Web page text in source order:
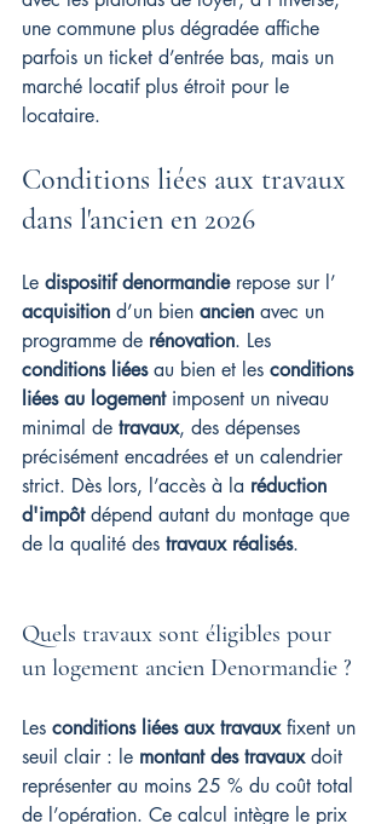
une commune plus dégradée affiche
parfois un ticket d’entrée bas, mais un
marché locatif plus étroit pour le
locataire.
Conditions liées aux travaux
dans l'ancien en 2026
Le dispositif denormandie repose sur l’
acquisition d’un bien ancien avec un
programme de rénovation. Les
conditions liées au bien et les conditions
liées au logement imposent un niveau
minimal de travaux, des dépenses
précisément encadrées et un calendrier
strict. Dès lors, l’accès à la réduction
d'impôt dépend autant du montage que
de la qualité des travaux réalisés.
Quels travaux sont éligibles pour
un logement ancien Denormandie ?
Les conditions liées aux travaux fixent un
seuil clair : le montant des travaux doit
représenter au moins 25 % du coût total
de l’opération. Ce calcul intègre le prix